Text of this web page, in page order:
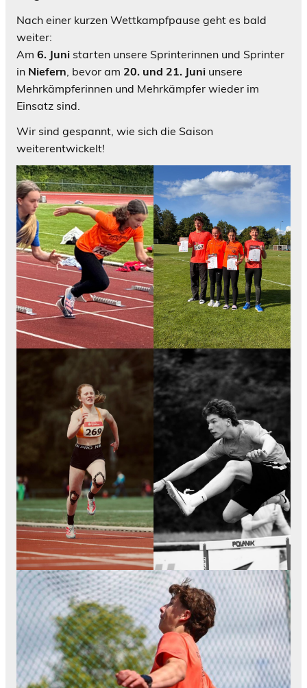
Nach einer kurzen Wettkampfpause geht es bald
weiter:
Am 6. Juni starten unsere Sprinterinnen und Sprinter
in Niefern, bevor am 20. und 21. Juni unsere
Mehrkämpferinnen und Mehrkämpfer wieder im
Einsatz sind.
Wir sind gespannt, wie sich die Saison
weiterentwickelt!